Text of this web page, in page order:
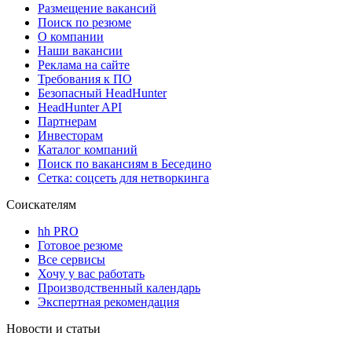
Размещение вакансий
Поиск по резюме
О компании
Наши вакансии
Реклама на сайте
Требования к ПО
Безопасный HeadHunter
HeadHunter API
Партнерам
Инвесторам
Каталог компаний
Поиск по вакансиям в Беседино
Сетка: соцсеть для нетворкинга
Соискателям
hh PRO
Готовое резюме
Все сервисы
Хочу у вас работать
Производственный календарь
Экспертная рекомендация
Новости и статьи